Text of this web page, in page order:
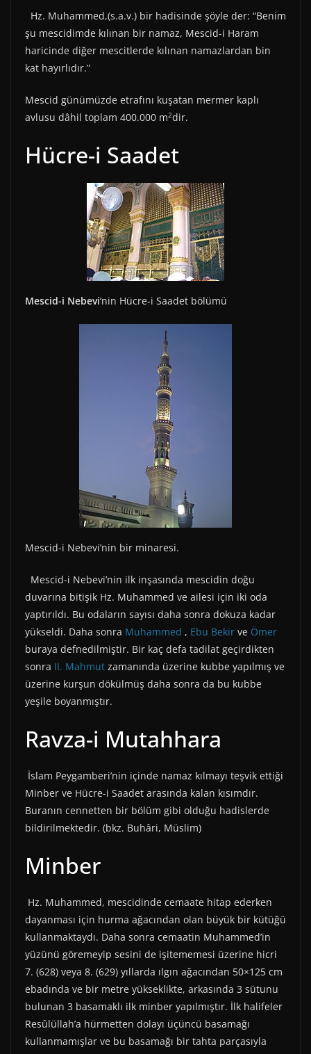
Hz. Muhammed,(s.a.v.) bir hadisinde şöyle der: “Benim
şu mescidimde kılınan bir namaz, Mescid-i Haram
haricinde diğer mescitlerde kılınan namazlardan bin
kat hayırlıdır.”
Mescid günümüzde etrafını kuşatan mermer kaplı
avlusu dâhil toplam 400.000 m2dir.
Hücre-i Saadet
Mescid-i Nebevi‘nin Hücre-i Saadet bölümü
Mescid-i Nebevi’nin bir minaresi.
Mescid-i Nebevi’nin ilk inşasında mescidin doğu
duvarına bitişik Hz. Muhammed ve ailesi için iki oda
yaptırıldı. Bu odaların sayısı daha sonra dokuza kadar
yükseldi. Daha sonra Muhammed , Ebu Bekir ve Ömer
buraya defnedilmiştir. Bir kaç defa tadilat geçirdikten
sonra II. Mahmut zamanında üzerine kubbe yapılmış ve
üzerine kurşun dökülmüş daha sonra da bu kubbe
yeşile boyanmıştır.
Ravza-i Mutahhara
İslam Peygamberi’nin içinde namaz kılmayı teşvik ettiği
Minber ve Hücre-i Saadet arasında kalan kısımdır.
Buranın cennetten bir bölüm gibi olduğu hadislerde
bildirilmektedir. (bkz. Buhâri, Müslim)
Minber
Hz. Muhammed, mescidinde cemaate hitap ederken
dayanması için hurma ağacından olan büyük bir kütüğü
kullanmaktaydı. Daha sonra cemaatin Muhammed’in
yüzünü göremeyip sesini de işitememesi üzerine hicri
7. (628) veya 8. (629) yıllarda ılgın ağacından 50×125 cm
ebadında ve bir metre yükseklikte, arkasında 3 sütunu
bulunan 3 basamaklı ilk minber yapılmıştır. İlk halifeler
Resûlüllah’a hürmetten dolayı üçüncü basamağı
kullanmamışlar ve bu basamağı bir tahta parçasıyla